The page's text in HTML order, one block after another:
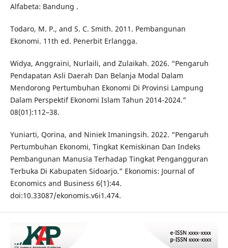
Alfabeta: Bandung .
Todaro, M. P., and S. C. Smith. 2011. Pembangunan
Ekonomi. 11th ed. Penerbit Erlangga.
Widya, Anggraini, Nurlaili, and Zulaikah. 2026. “Pengaruh
Pendapatan Asli Daerah Dan Belanja Modal Dalam
Mendorong Pertumbuhan Ekonomi Di Provinsi Lampung
Dalam Perspektif Ekonomi Islam Tahun 2014-2024.”
08(01):112–38.
Yuniarti, Qorina, and Niniek Imaningsih. 2022. “Pengaruh
Pertumbuhan Ekonomi, Tingkat Kemiskinan Dan Indeks
Pembangunan Manusia Terhadap Tingkat Pengangguran
Terbuka Di Kabupaten Sidoarjo.” Ekonomis: Journal of
Economics and Business 6(1):44.
doi:10.33087/ekonomis.v6i1.474.